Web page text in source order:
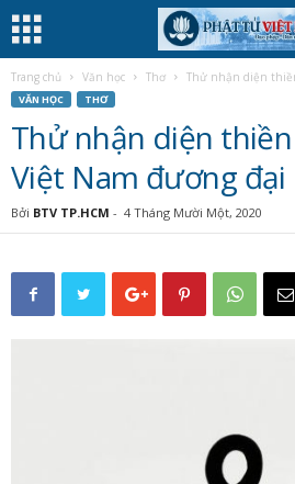
Trang chủ Văn học Thơ Thử nhận diện
VĂN HỌC THƠ
Thử nhận diện
Việt Nam đương đại
Bởi BTV TP.HCM - 4 Tháng Mười Một, 2020